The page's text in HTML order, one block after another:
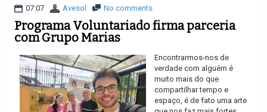
07:07 Avesol No comments
Programa Voluntariado firma parceria
com Grupo Marias
Encontrarmos-nos de
verdade com alguém é
muito mais do que
compartilhar tempo e
espaço, é de fato uma arte